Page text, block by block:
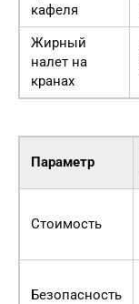
кафеля
Жирный
налет на
кранах
Параметр
Стоимость
Безопасность